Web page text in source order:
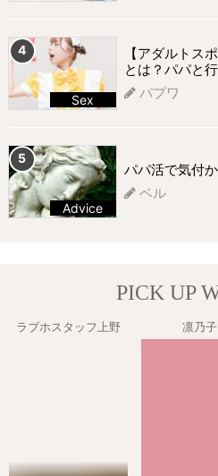
Sex
【アダルトス
とは？パパと
パプワ
Advice
パパ活で気付
ベル
PICK UP
ラブホスタッフ上野 凛乃子